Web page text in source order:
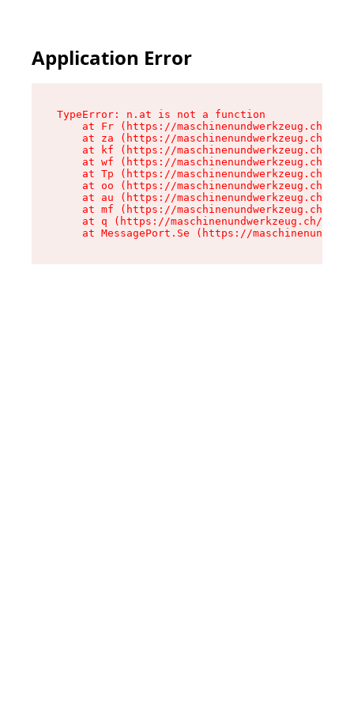
Application Error
TypeError: n.at is not a function
at Fr (https://maschinenundwerkzeug.ch/
at za (https://maschinenundwerkzeug.ch/
at kf (https://maschinenundwerkzeug.ch/
at wf (https://maschinenundwerkzeug.ch/
at Tp (https://maschinenundwerkzeug.ch/
at oo (https://maschinenundwerkzeug.ch/
at au (https://maschinenundwerkzeug.ch/
at mf (https://maschinenundwerkzeug.ch/
at q (https://maschinenundwerkzeug.ch/
at MessagePort.Se (https://